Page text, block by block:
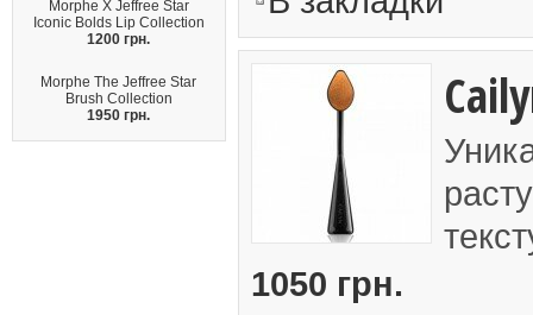
Morphe X Jeffree Star
Iconic Bolds Lip Collection
1200 грн.
Morphe The Jeffree Star
Brush Collection
1950 грн.
1050 грн.